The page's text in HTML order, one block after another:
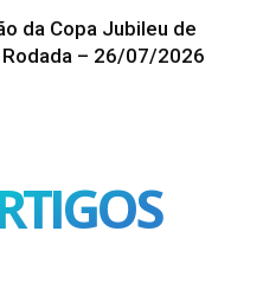
da Copa Jubileu de
Rodada – 26/07/2026